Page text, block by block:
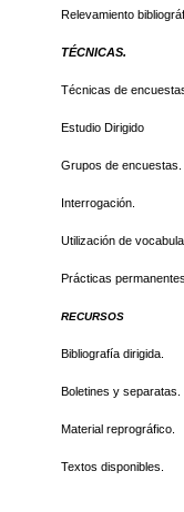
Relevamiento
TÉCNICAS.
Técnicas de
Estudio Dirigido
Grupos de encuestas.
Interrogación.
Utilización de
Prácticas
RECURSOS
Bibliografía dirigida.
Boletines y separatas.
Material reprográfico.
Textos disponibles.